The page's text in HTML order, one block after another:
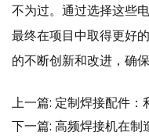
不为过。通过选择这些
最终在项目中取得更好
的不断创新和改进，确
上一篇: 定制焊接配件
下一篇: 高频焊接机在